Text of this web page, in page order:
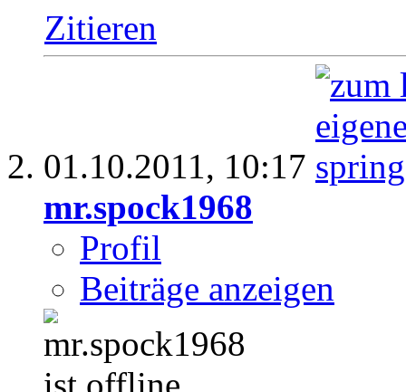
Zitieren
01.10.2011, 10:17
mr.spock1968
Profil
Beiträge anzeigen